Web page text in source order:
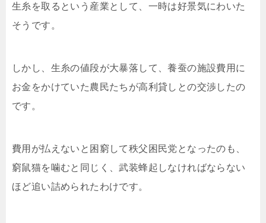
生糸を取るという産業として、一時は好景気にわいた
そうです。
しかし、生糸の値段が大暴落して、養蚕の施設費用に
お金をかけていた農民たちが高利貸しとの交渉したの
です。
費用が払えないと困窮して秩父困民党となったのも、
窮鼠猫を噛むと同じく、武装蜂起しなければならない
ほど追い詰められたわけです。